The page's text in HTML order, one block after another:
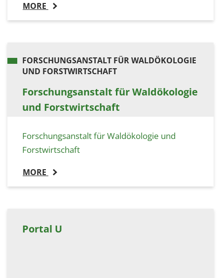
MORE
FORSCHUNGSANSTALT FÜR WALDÖKOLOGIE
UND FORSTWIRTSCHAFT
Forschungsanstalt für Waldökologie
und Forstwirtschaft
Forschungsanstalt für Waldökologie und
Forstwirtschaft
MORE
Portal U